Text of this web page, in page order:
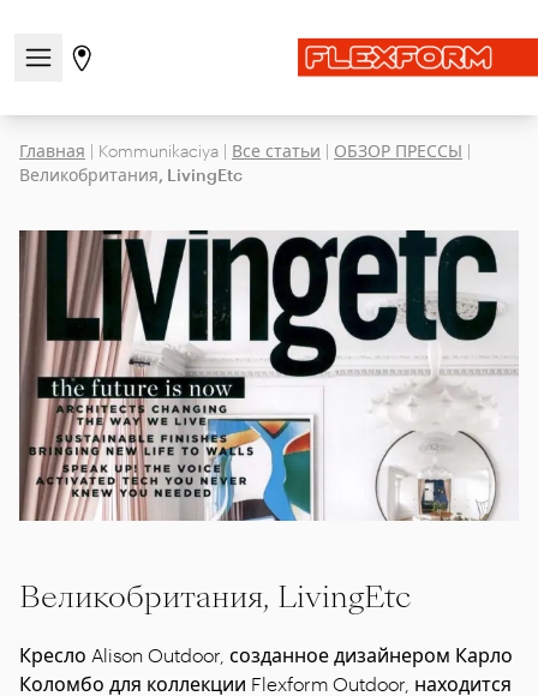
Открыть/закрыть меню навигации
Перейти на страницу магазинов
Главная | Kommunikaciya | Все статьи | ОБЗОР ПРЕССЫ |
Великобритания, LivingEtc
Великобритания, LivingEtc
Кресло Alison Outdoor, созданное дизайнером Карло
Коломбо для коллекции Flexform Outdoor, находится